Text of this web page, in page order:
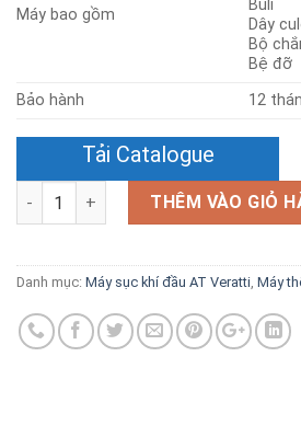
Máy bao gồm
Buli
Dây
Bộ
Bệ đỡ
Bảo hành
12
Tải Catalogue
Số lượng THÊM VÀO GIỎ
Danh mục: Máy sục khí đầu AT Veratti Máy